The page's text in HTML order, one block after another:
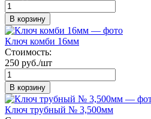
В корзину
Ключ комби 16мм
Стоимость:
250 руб./шт
В корзину
Ключ трубный № 3,500мм